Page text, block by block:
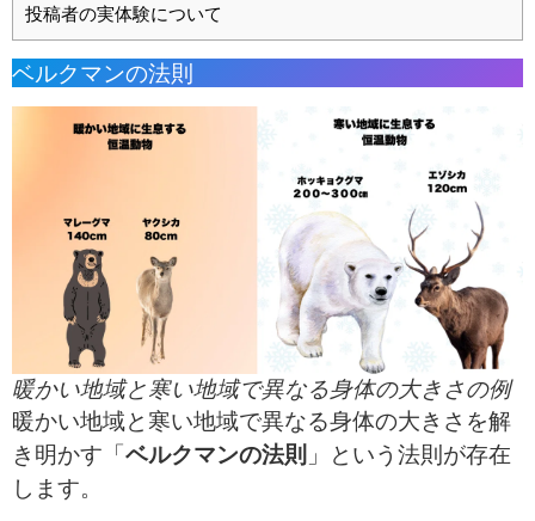
投稿者の実体験について
ベルクマンの法則
暖かい地域と寒い地域で異なる身体の大きさの例
暖かい地域と寒い地域で異なる身体の大きさを解
き明かす「 ベルクマンの法則 」という法則が存在
します。